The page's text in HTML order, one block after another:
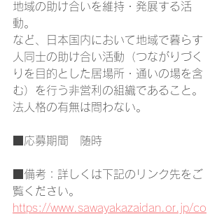
地域の助け合いを維持・発展する活
動。
など、日本国内において地域で暮らす
人同士の助け合い活動（つながりづく
りを目的とした居場所・通いの場を含
む）を行う非営利の組織であること。
法人格の有無は問わない。
■応募期間　随時
■備考：詳しくは下記のリンク先をご
覧ください。
https://www.sawayakazaidan.or.jp/co